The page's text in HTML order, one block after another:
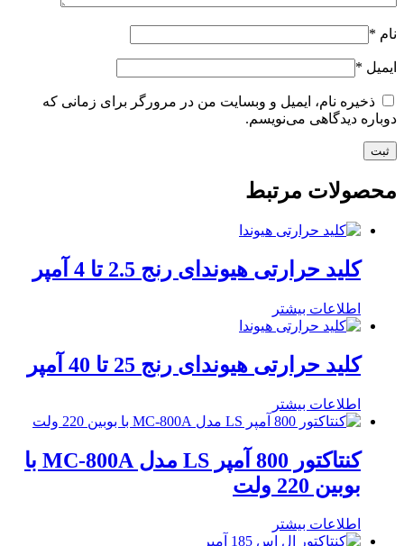
نام *
ایمیل *
ذخیره نام، ایمیل و وبسایت من در مرورگر برای زمانی که
دوباره دیدگاهی می‌نویسم.
محصولات مرتبط
کلید حرارتی هیوندای رنج 2.5 تا 4 آمپر
اطلاعات بیشتر
کلید حرارتی هیوندای رنج 25 تا 40 آمپر
اطلاعات بیشتر
کنتاکتور 800 آمپر LS مدل MC-800A با
بوبین 220 ولت
اطلاعات بیشتر